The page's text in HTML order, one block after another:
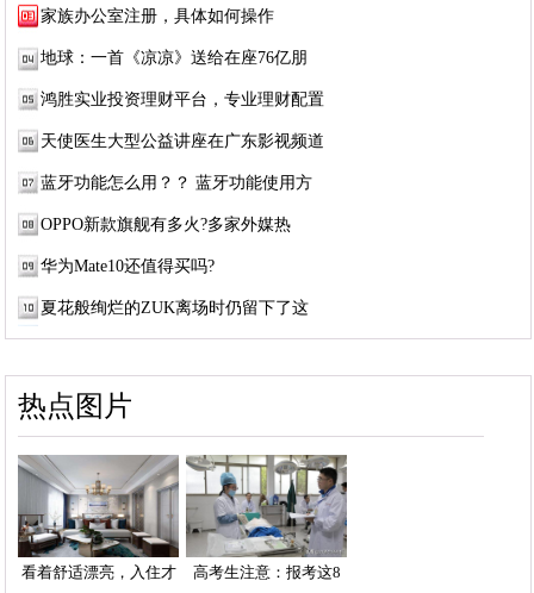
家族办公室注册，具体如何操作
地球：一首《凉凉》送给在座76亿朋
鸿胜实业投资理财平台，专业理财配置
天使医生大型公益讲座在广东影视频道
蓝牙功能怎么用？？ 蓝牙功能使用方
OPPO新款旗舰有多火?多家外媒热
华为Mate10还值得买吗?
夏花般绚烂的ZUK离场时仍留下了这
热点图片
看着舒适漂亮，入住才
高考生注意：报考这8